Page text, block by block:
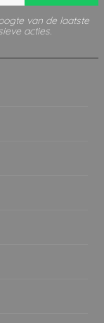
van de laatste
acties.